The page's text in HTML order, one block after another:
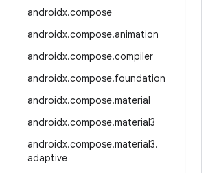
androidx.compose
androidx.compose.animation
androidx.compose.compiler
androidx.compose.foundation
androidx.compose.material
androidx.compose.material3
androidx.compose.material3.
adaptive